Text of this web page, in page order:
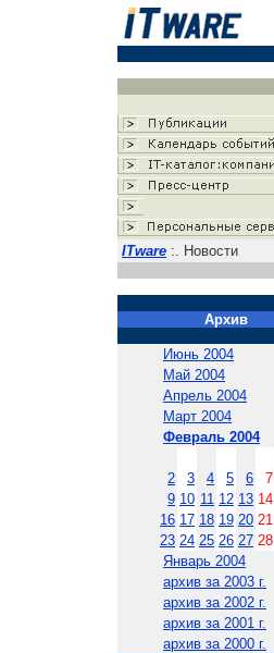
ITware :. Новости
Архив
Июнь 2004
Май 2004
Апрель 2004
Март 2004
Февраль 2004
2
3 4 5 6 7
9 10 11 12 13 14
16 17 18 19 20 21
23 24 25 26 27 28
Январь 2004
архив за 2003 г.
архив за 2002 г.
архив за 2001 г.
архив за 2000 г.